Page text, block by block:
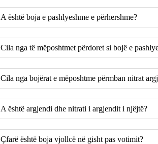
A është boja e pashlyeshme e përhershme?
Cila nga të mëposhtmet përdoret si bojë e
Cila nga bojërat e mëposhtme përmban nitrat
A është argjendi dhe nitrati i argjendit i njëjtë?
Çfarë është boja vjollcë në gisht pas votimit?